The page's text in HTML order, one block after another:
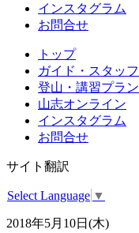
インスタグラム
お問合せ
トップ
ガイド・スタッフ
登山・講習プラン
山志オンライン
インスタグラム
お問合せ
サイト翻訳
Select Language ▼
2018年5月10日(木)